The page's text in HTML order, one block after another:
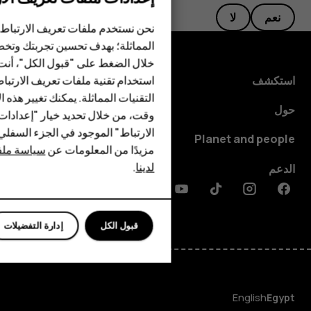
الهواتف المميزة
HMD Terra M
HMD DUB
HMD Watch
للأعمال
الأجهزة اللوحية
نعم لا
استكشف
حول
Planet and people
الدعم
Facebook
Instagram
Tiktok
Youtube
Linkedin
Discord
Egypt
English
نحن نستخدم ملفات تعريف
المماثلة؛ بهدف تحسين تجربتك
خلال الضغط على "قبول الكل"،
استخدام تقنية ملفات تعريف
التقنيات المماثلة. يمكنك تغيير
وقت، من خلال تحديد خيار
الارتباط" الموجود في الجزء
مزيدًا من المعلومات عنسياسة
لدينا.
إدارة التفضيلات قبول الكل